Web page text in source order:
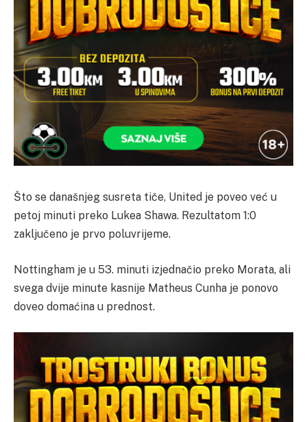
Što se današnjeg susreta tiče, United je poveo već u
petoj minuti preko Lukea Shawa. Rezultatom 1:0
zaključeno je prvo poluvrijeme.
Nottingham je u 53. minuti izjednačio preko Morata, ali
svega dvije minute kasnije Matheus Cunha je ponovo
doveo domaćina u prednost.